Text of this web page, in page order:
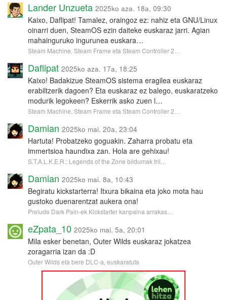
Lander Unzueta 2025ko aza. 18a, 09:30
Kaixo, Daflipat! Tamalez, oraingoz ez: nahiz eta GNU/Linux
oinarri duen, SteamOS ezin daiteke euskaraz jarri. Agian
mahainguruko ingurunea euskara…
Steam Machine, Steam Frame eta Steam Controller 2…
Daflipat 2025ko aza. 17a, 18:25
Kaixo! Badakizue SteamOS sistema eragilea euskaraz
erabiltzerik dagoen? Eta euskaraz ez balego, euskaratzeko
modurik legokeen? Eskerrik asko zuen l…
Steam Machine, Steam Frame eta Steam Controller 2…
Damian 2025ko mai. 20a, 23:04
Hartuta! Probatzeko goguakin. Zaharra probatu eta
immertsioa haundixa zan. Hola are gehixau!
S.T.A.L.K.E.R.: Legends of the Zone bildumak tril…
Damian 2025ko mai. 8a, 10:43
Begiratu kickstarterra! Itxura bikaina eta joko mota hau
gustoko duenarentzat aukera ona!
Prelude Dark Pain-ek Kickstarter kanpaina arrakas…
eZpata_10 2025ko mai. 5a, 20:01
Mila esker benetan, Outer Wilds euskaraz jokatzea
zoragarria izan da :D
Outer Wilds eta bere DLC-a, euskaratuta